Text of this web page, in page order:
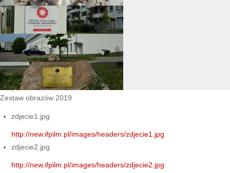
Zestaw obrazów 2019
zdjecie1.jpg
http://new.ifpilm.pl/images/headers/zdjecie1.jpg
zdjecie2.jpg
http://new.ifpilm.pl/images/headers/zdjecie2.jpg